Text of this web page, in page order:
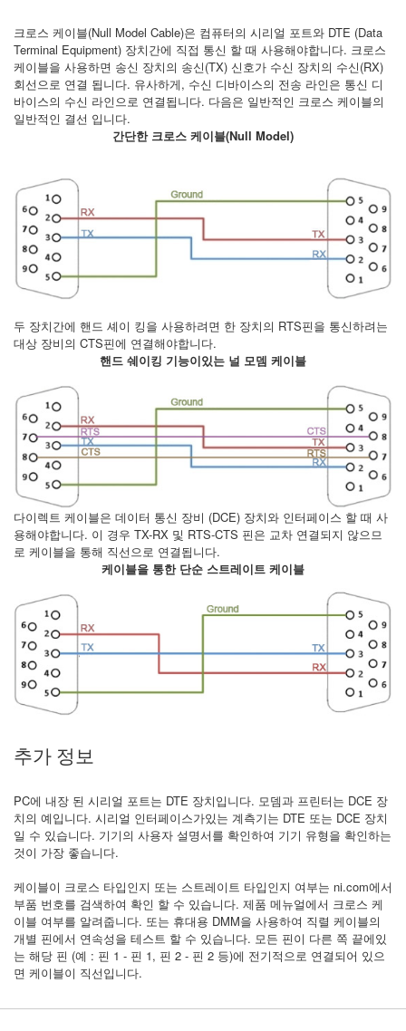
크로스 케이블(Null Model Cable)은 컴퓨터의 시리얼 포트와 DTE (Data
Terminal Equipment) 장치간에 직접 통신 할 때 사용해야합니다. 크로스
케이블을 사용하면 송신 장치의 송신(TX) 신호가 수신 장치의 수신(RX)
회선으로 연결 됩니다. 유사하게, 수신 디바이스의 전송 라인은 통신 디
바이스의 수신 라인으로 연결됩니다. 다음은 일반적인 크로스 케이블의
일반적인 결선 입니다.
간단한 크로스 케이블(Null Model)
두 장치간에 핸드 셰이 킹을 사용하려면 한 장치의 RTS핀을 통신하려는
대상 장비의 CTS핀에 연결해야합니다.
핸드 쉐이킹 기능이있는 널 모뎀 케이블
다이렉트 케이블은 데이터 통신 장비 (DCE) 장치와 인터페이스 할 때 사
용해야합니다. 이 경우 TX-RX 및 RTS-CTS 핀은 교차 연결되지 않으므
로 케이블을 통해 직선으로 연결됩니다.
케이블을 통한 단순 스트레이트 케이블
추가 정보
PC에 내장 된 시리얼 포트는 DTE 장치입니다. 모뎀과 프린터는 DCE 장
치의 예입니다. 시리얼 인터페이스가있는 계측기는 DTE 또는 DCE 장치
일 수 있습니다. 기기의 사용자 설명서를 확인하여 기기 유형을 확인하는
것이 가장 좋습니다.
케이블이 크로스 타입인지 또는 스트레이트 타입인지 여부는 ni.com에서
부품 번호를 검색하여 확인 할 수 있습니다. 제품 메뉴얼에서 크로스 케
이블 여부를 알려줍니다. 또는 휴대용 DMM을 사용하여 직렬 케이블의
개별 핀에서 연속성을 테스트 할 수 있습니다. 모든 핀이 다른 쪽 끝에있
는 해당 핀 (예 : 핀 1 - 핀 1, 핀 2 - 핀 2 등)에 전기적으로 연결되어 있으
면 케이블이 직선입니다.